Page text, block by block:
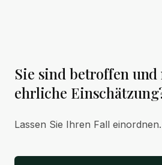
Sie sind betroffen und
ehrliche
Lassen Sie Ihren Fall einordnen.